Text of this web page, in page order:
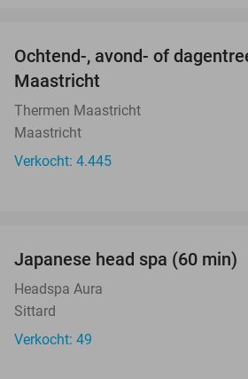
Ochtend-, avond- of
Maastricht
Thermen Maastricht
Maastricht
Verkocht: 4.445
Japanese head spa (60 min)
Headspa Aura
Sittard
Verkocht: 49